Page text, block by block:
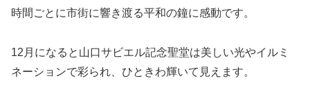
時間ごとに市街に響き渡る平和の鐘に感動です。
12月になると山口サビエル記念聖堂は美しい光やイルミ
ネーションで彩られ、ひときわ輝いて見えます。